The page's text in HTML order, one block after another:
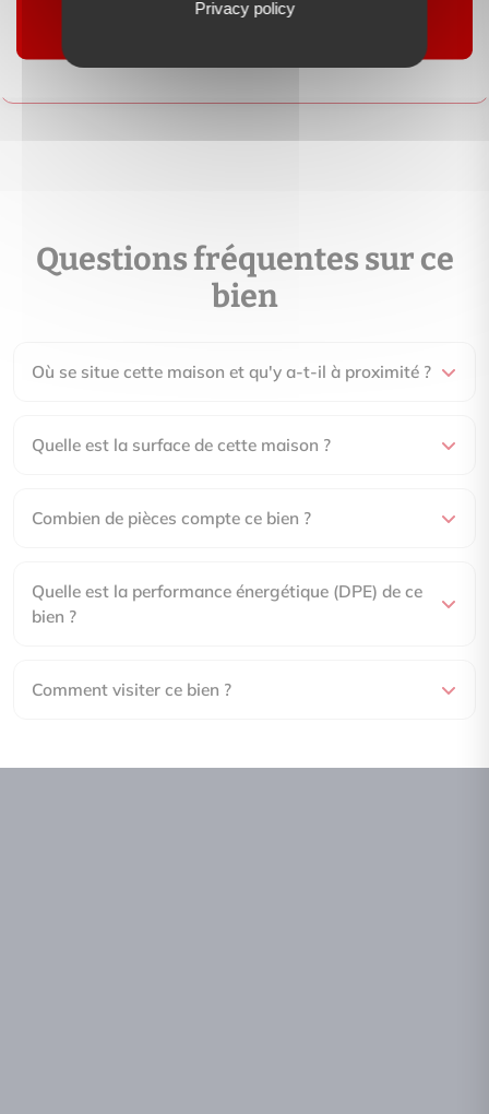
Contactez-moi
Suivre
Questions fréquentes sur ce
bien
Où se situe cette maison et qu'y a-t-il à proximité ?
Quelle est la surface de cette maison ?
Combien de pièces compte ce bien ?
Quelle est la performance énergétique (DPE) de ce
bien ?
Comment visiter ce bien ?
Privacy policy